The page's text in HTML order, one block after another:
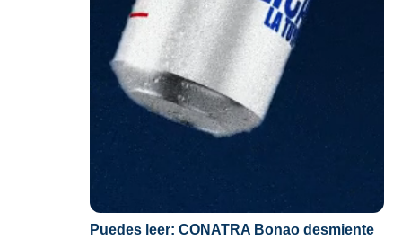
Puedes leer: CONATRA Bonao desmiente